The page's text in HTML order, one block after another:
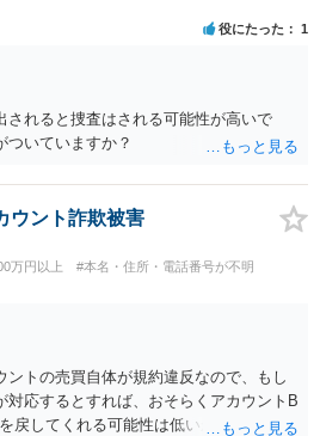
役にたった 1
されると捜査はされる可能性が高いで
ついていますか？
ウント詐欺被害
万円以上 #本名・住所・電話番号が不明
トの売買自体が規約違反なので、もし
対応するとすれば、おそらくアカウントB
戻してくれる可能性は低いかもしれませ